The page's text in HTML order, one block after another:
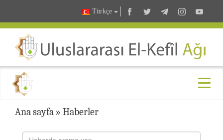
Türkçe
Ana sayfa » Haberler